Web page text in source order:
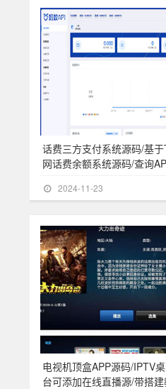
话费三方支付系统源码/基
网话费余额系统源码/查询
2024-11-23
电视机顶盒APP源码/IPTV
台可添加在线直播源/带搭